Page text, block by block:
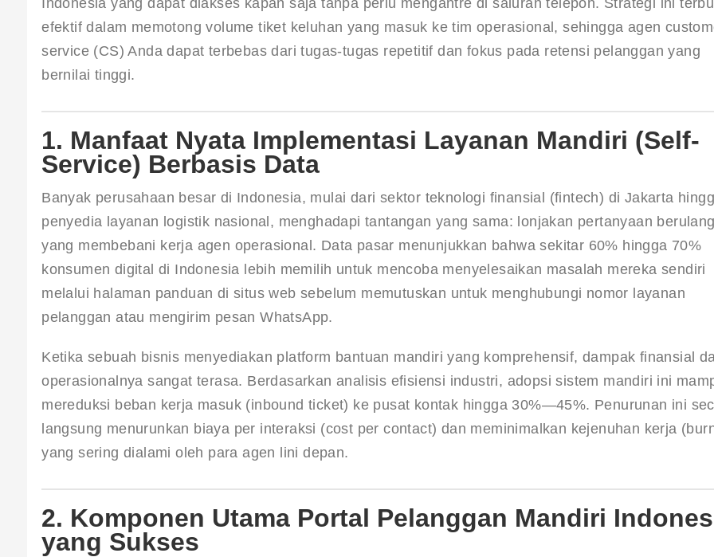
efektif dalam memotong volume tiket keluhan yang masuk ke tim operasional, sehingga agen
service (CS) Anda dapat terbebas dari tugas-tugas repetitif dan fokus pada retensi pelanggan yang
bernilai tinggi.
1. Manfaat Nyata Implementasi Layanan Mandiri (Self-
Service) Berbasis Data
Banyak perusahaan besar di Indonesia, mulai dari sektor teknologi finansial (fintech) di Jakarta
penyedia layanan logistik nasional, menghadapi tantangan yang sama: lonjakan pertanyaan berulang
yang membebani kerja agen operasional. Data pasar menunjukkan bahwa sekitar 60% hingga 70%
konsumen digital di Indonesia lebih memilih untuk mencoba menyelesaikan masalah mereka sendiri
melalui halaman panduan di situs web sebelum memutuskan untuk menghubungi nomor layanan
pelanggan atau mengirim pesan WhatsApp.
Ketika sebuah bisnis menyediakan platform bantuan mandiri yang komprehensif, dampak finansial
operasionalnya sangat terasa. Berdasarkan analisis efisiensi industri, adopsi sistem mandiri ini
mereduksi beban kerja masuk (inbound ticket) ke pusat kontak hingga 30%—45%. Penurunan ini
langsung menurunkan biaya per interaksi (cost per contact) dan meminimalkan kejenuhan kerja
yang sering dialami oleh para agen lini depan.
2. Komponen Utama Portal Pelanggan Mandiri
yang Sukses